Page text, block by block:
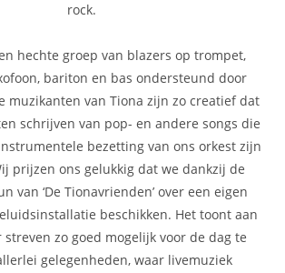
rock.
hechte groep van blazers op trompet,
bariton en bas ondersteund door
muzikanten van Tiona zijn zo creatief dat
schrijven van pop- en andere songs die
bezetting van ons orkest zijn
prijzen ons gelukkig dat we dankzij de
van ‘De Tionavrienden’ over een eigen
beschikken. Het toont aan
zo goed mogelijk voor de dag te
gelegenheden, waar livemuziek